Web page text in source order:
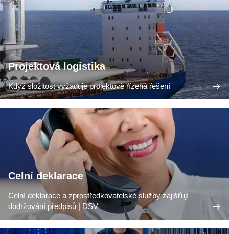
Projektová logistika
Když složitost vyžaduje projektově řízená řešení
Celní deklarace
Celní deklarace a zprostředkovatelské služby zajišťují
dodržování předpisů | DSV